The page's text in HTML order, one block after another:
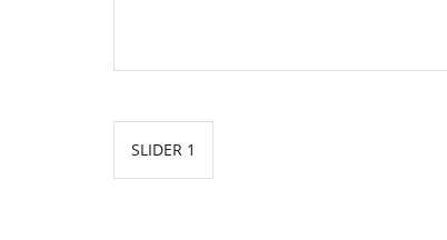
Bericht
navigatie
SLIDER 1